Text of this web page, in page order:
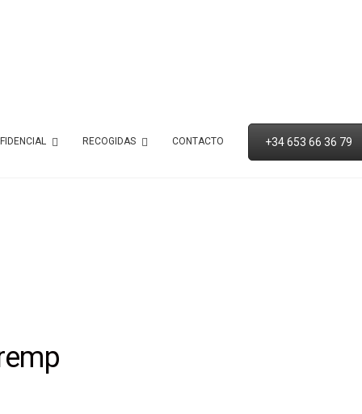
RECOGIDAS CONTACTO +34 653 66 36 79